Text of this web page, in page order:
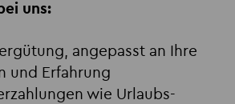
uns:
angepasst an Ihre
und Erfahrung
wie Urlaubs-